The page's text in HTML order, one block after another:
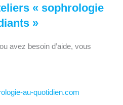
« sophrologie
»
ou avez besoin d’aide, vous
au-quotidien.com